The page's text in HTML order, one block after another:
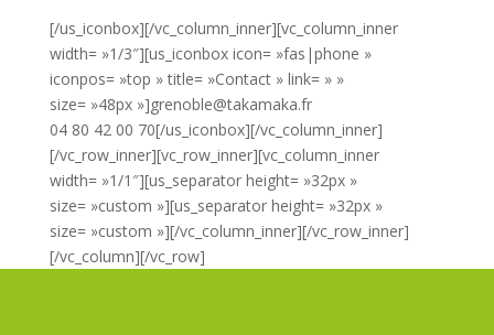
[/us_iconbox][/vc_column_inner][vc_column_inner
width= »1/3″][us_iconbox icon= »fas|phone »
iconpos= »top » title= »Contact » link= » »
size= »48px »]grenoble@takamaka.fr
04 80 42 00 70[/us_iconbox][/vc_column_inner]
[/vc_row_inner][vc_row_inner][vc_column_inner
width= »1/1″][us_separator height= »32px »
size= »custom »][us_separator height= »32px »
size= »custom »][/vc_column_inner][/vc_row_inner]
[/vc_column][/vc_row]